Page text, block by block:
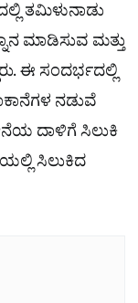
ತಮಿಳುನಾಡು
ಮಾಡಿಸುವ ಮತ್ತು
ಈ ಸಂದರ್ಭದಲ್ಲಿ
ನಡುವೆ
ದಾಳಿಗೆ ಸಿಲುಕಿ
ಸಿಲುಕಿದ